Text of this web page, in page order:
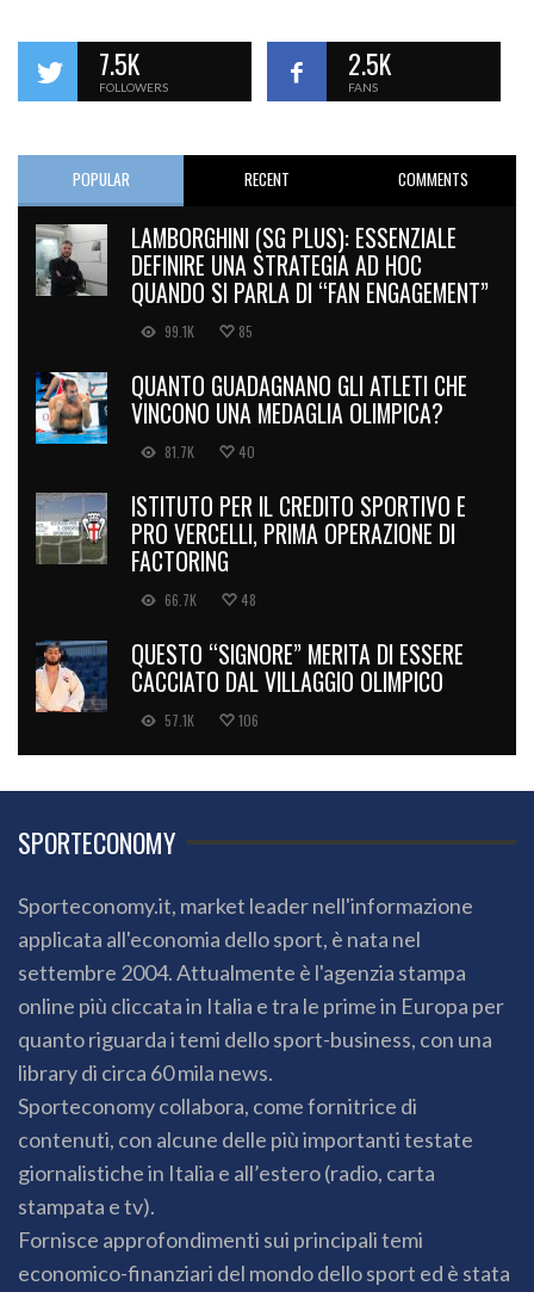
7.5K
FOLLOWERS
2.5K
FANS
POPULAR RECENT COMMENTS
LAMBORGHINI (SG PLUS): ESSENZIALE
DEFINIRE UNA STRATEGIA AD HOC
QUANDO SI PARLA DI “FAN ENGAGEMENT”
99.1K 85
QUANTO GUADAGNANO GLI ATLETI CHE
VINCONO UNA MEDAGLIA OLIMPICA?
81.7K 40
ISTITUTO PER IL CREDITO SPORTIVO E
PRO VERCELLI, PRIMA OPERAZIONE DI
FACTORING
66.7K 48
QUESTO “SIGNORE” MERITA DI ESSERE
CACCIATO DAL VILLAGGIO OLIMPICO
57.1K 106
SPORTECONOMY
Sporteconomy.it, market leader nell'informazione
applicata all'economia dello sport, è nata nel
settembre 2004. Attualmente è l'agenzia stampa
online più cliccata in Italia e tra le prime in Europa per
quanto riguarda i temi dello sport-business, con una
library di circa 60 mila news.
Sporteconomy collabora, come fornitrice di
contenuti, con alcune delle più importanti testate
giornalistiche in Italia e all’estero (radio, carta
stampata e tv).
Fornisce approfondimenti sui principali temi
economico-finanziari del mondo dello sport ed è stata